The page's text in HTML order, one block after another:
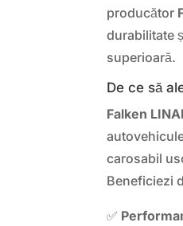
producător
durabilitate
superioară.
De ce să
Falken
carosabil
Beneficiezi
✅